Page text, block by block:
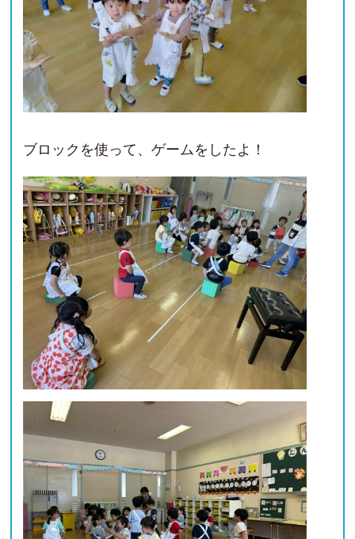
ブロックを使って、ゲームをしたよ！